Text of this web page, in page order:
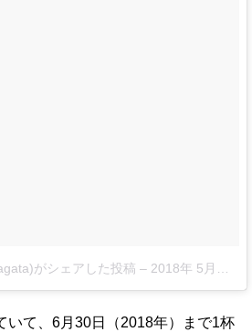
がシェアした投稿 – 2018年 5月月31日午前7時49分PDT
いて、6月30日（2018年）まで1杯